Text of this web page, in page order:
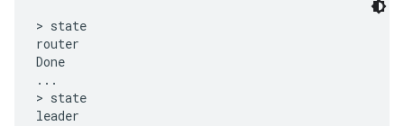
> state
router
Done
...
> state
leader